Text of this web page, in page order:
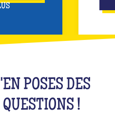
POSES DES
QUESTIONS !